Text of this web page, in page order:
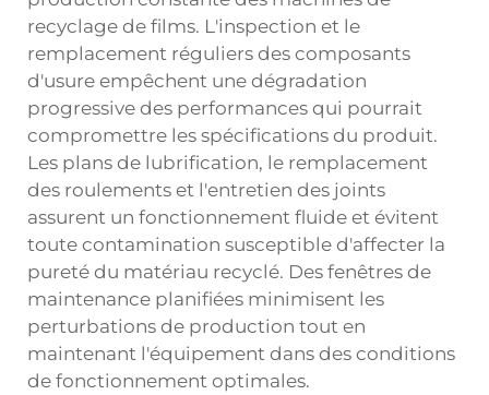
recyclage de films. L'inspection et le
remplacement réguliers des composants
d'usure empêchent une dégradation
progressive des performances qui pourrait
compromettre les spécifications du produit.
Les plans de lubrification, le remplacement
des roulements et l'entretien des joints
assurent un fonctionnement fluide et évitent
toute contamination susceptible d'affecter la
pureté du matériau recyclé. Des fenêtres de
maintenance planifiées minimisent les
perturbations de production tout en
maintenant l'équipement dans des conditions
de fonctionnement optimales.